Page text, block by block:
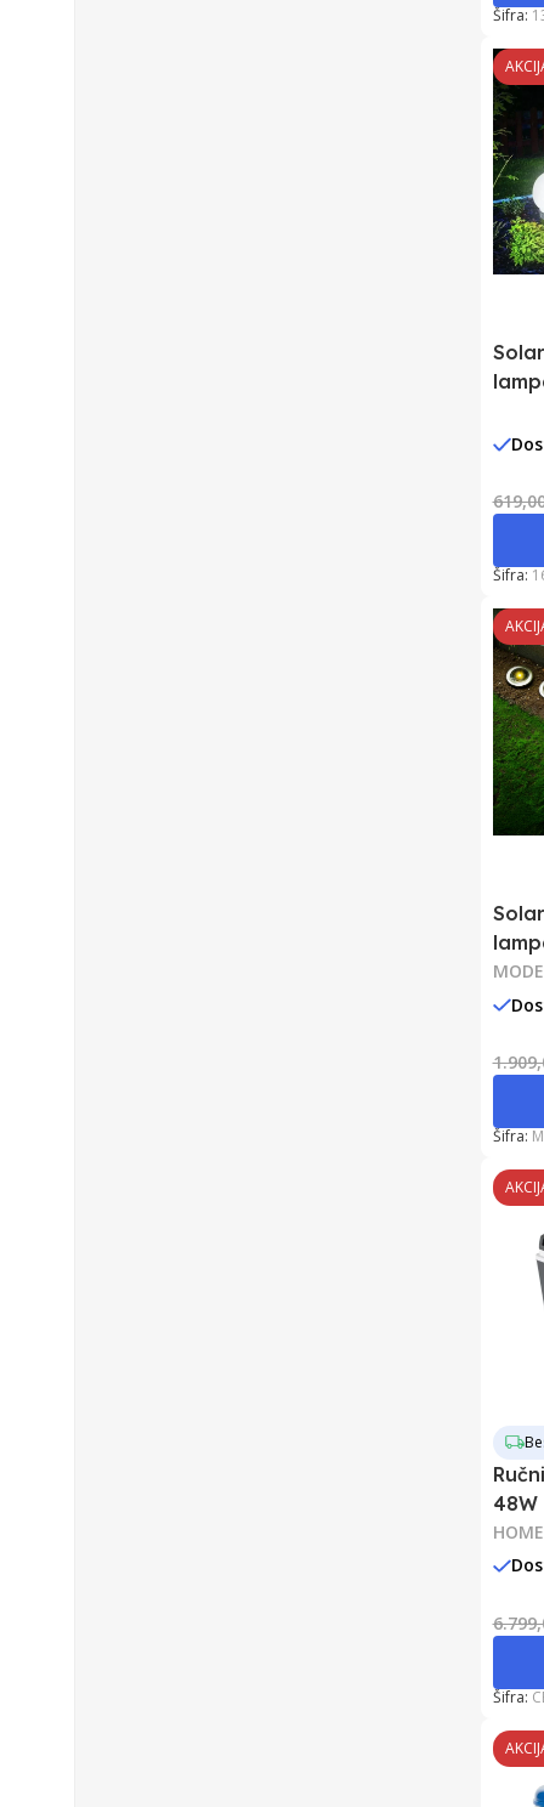
Šifra:
Šifra:
Šifra:
48W
HOME
Šifra: